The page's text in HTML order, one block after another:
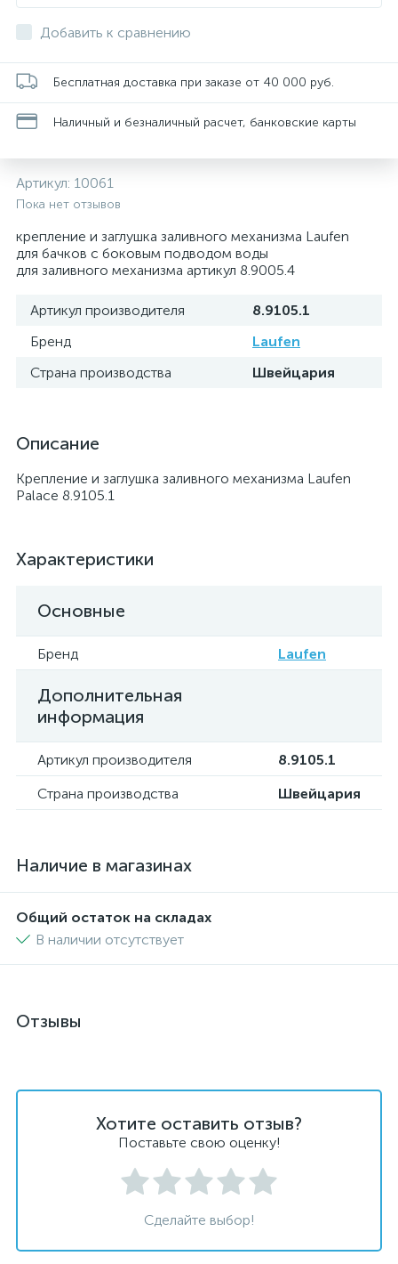
Добавить к сравнению
Бесплатная доставка при заказе от 40 000 руб.
Наличный и безналичный расчет, банковские карты
Артикул: 10061
Пока нет отзывов
крепление и заглушка заливного механизма Laufen
для бачков с боковым подводом воды
для заливного механизма артикул 8.9005.4
Артикул производителя
8.9105.1
Бренд
Laufen
Страна производства
Швейцария
Описание
Крепление и заглушка заливного механизма Laufen
Palace 8.9105.1
Характеристики
Основные
Бренд Laufen
Дополнительная
информация
Артикул производителя
8.9105.1
Страна производства
Швейцария
Наличие в магазинах
Общий остаток на складах
В наличии отсутствует
Отзывы
Хотите оставить отзыв?
Поставьте свою оценку!
Сделайте выбор!